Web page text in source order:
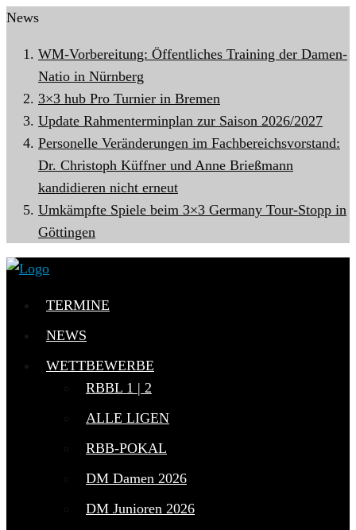
News
WM-Vorbereitung: Öffentliches Training der Damen-
Natio in Nürnberg
3×3 hub Pro Turnier in Bremen
Update Rahmenterminplan zur Saison 2026/2027
Personelle Veränderungen im Fachbereichsvorstand:
Dr. Christoph Küffner und Anne Brießmann
kandidieren nicht erneut
Umkämpfte Spiele beim 3×3 Germany Tour-Stopp in
Göttingen
TERMINE
NEWS
WETTBEWERBE
RBBL 1 | 2
ALLE LIGEN
RBB-POKAL
DM Damen 2026
DM Junioren 2026